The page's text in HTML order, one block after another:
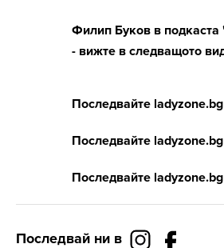
Филип Буков в
- вижте в следващото
Последвайте ladyzone.bg
Последвайте ladyzone.bg
Последвайте ladyzone.bg
Последвай ни в